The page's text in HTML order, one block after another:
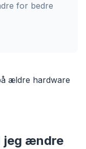
for bedre
ældre hardware
jeg ændre